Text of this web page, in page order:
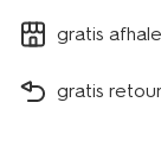
gratis
gratis